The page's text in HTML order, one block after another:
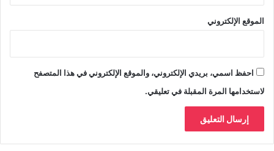
الموقع الإلكتروني
احفظ اسمي، بريدي الإلكتروني، والموقع الإلكتروني في هذا المتصفح
لاستخدامها المرة المقبلة في تعليقي.